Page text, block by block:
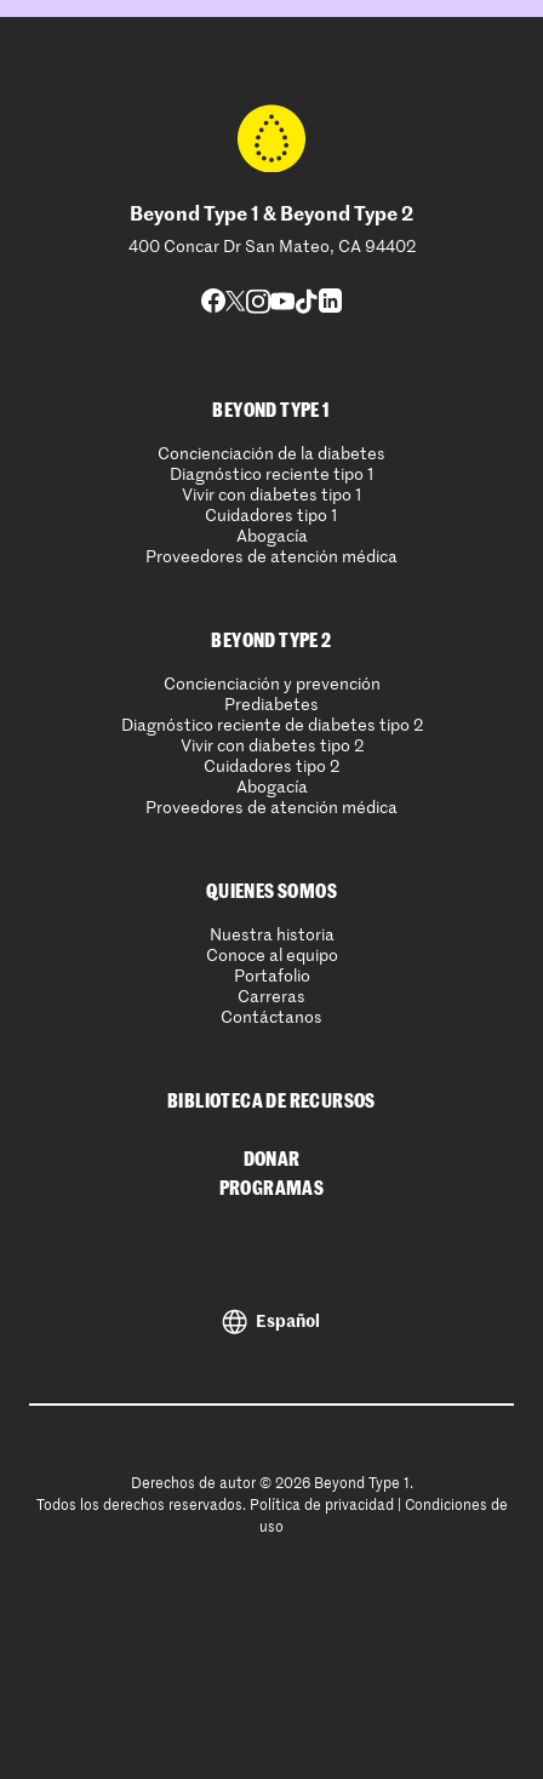
Beyond Type 1 & Beyond Type 2
400 Concar Dr San Mateo, CA 94402
BEYOND TYPE 1
Concienciación de la diabetes
Diagnóstico reciente tipo 1
Vivir con diabetes tipo 1
Cuidadores tipo 1
Abogacía
Proveedores de atención médica
BEYOND TYPE 2
Concienciación y prevención
Prediabetes
Diagnóstico reciente de diabetes tipo 2
Vivir con diabetes tipo 2
Cuidadores tipo 2
Abogacía
Proveedores de atención médica
QUIENES SOMOS
Nuestra historia
Conoce al equipo
Portafolio
Carreras
Contáctanos
BIBLIOTECA DE RECURSOS
DONAR
PROGRAMAS
Español
Derechos de autor © 2026 Beyond Type 1.
Todos los derechos reservados. Política de privacidad
Condiciones de
uso